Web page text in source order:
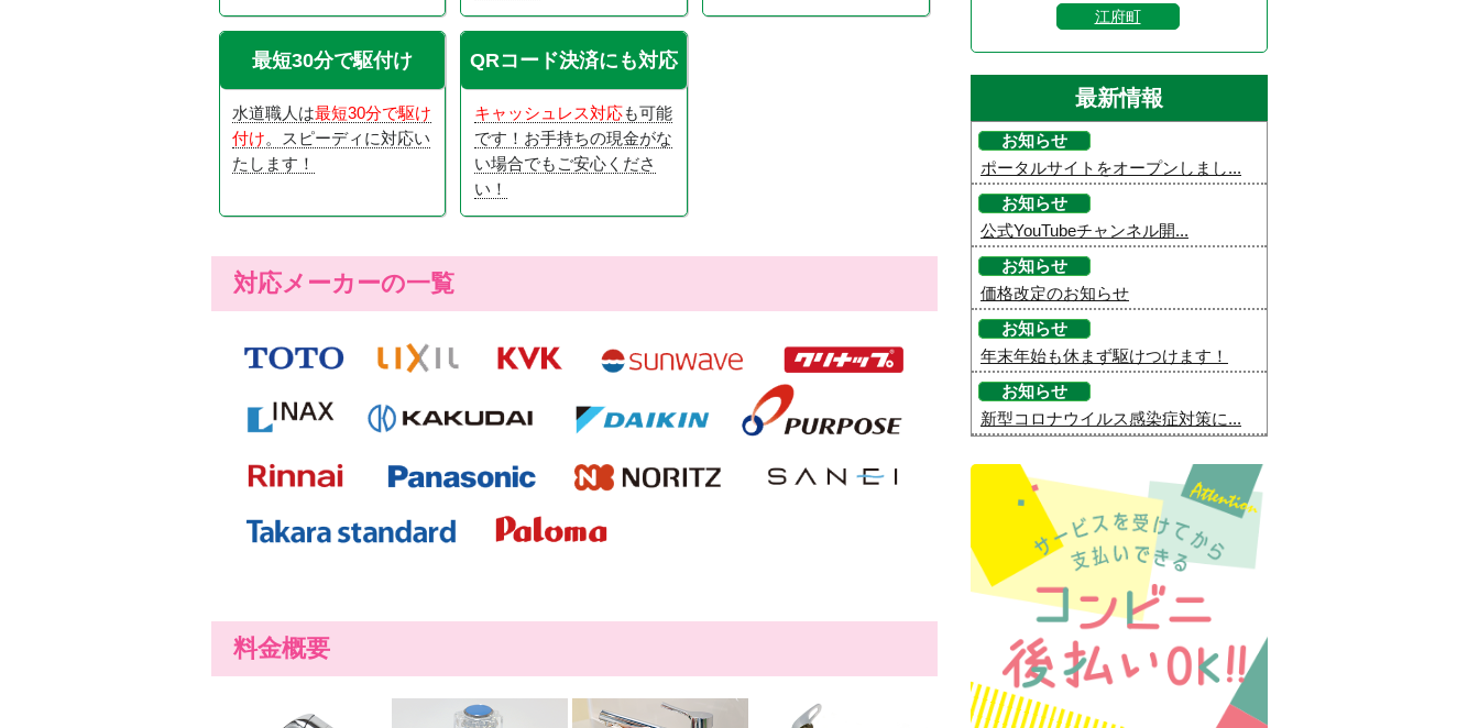
最短30分で駆付け
水道職人は最短30分で駆け
付け。スピーディに対応い
たします！
QRコード決済にも対応
キャッシュレス対応も可能
です！お手持ちの現金がな
い場合でもご安心くださ
い！
対応メーカーの一覧
料金概要
江府町
最新情報
お知らせ
ポータルサイトをオープンしまし...
お知らせ
公式YouTubeチャンネル開...
お知らせ
価格改定のお知らせ
お知らせ
年末年始も休まず駆けつけます！
お知らせ
新型コロナウイルス感染症対策に...